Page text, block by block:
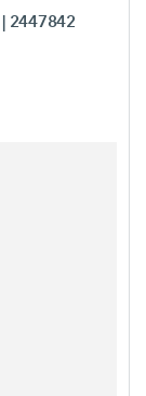
| 2447842